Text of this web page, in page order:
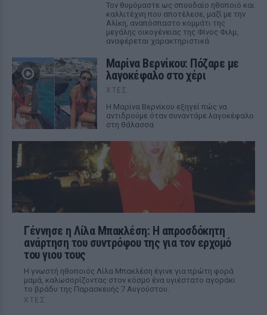
Τον θυμόμαστε ως σπουδαίο ηθοποιό και
καλλιτέχνη που αποτέλεσε, μαζί με την
Αλίκη, αναπόσπαστο κομμάτι της
μεγάλης οικογένειας της Φίνος Φιλμ,
αναφέρεται χαρακτηριστικά
Μαρίνα Βερνίκου: Πόζαρε με
λαγοκέφαλο στο χέρι
ΧΤΕΣ
Η Μαρίνα Βερνίκου εξηγεί πώς να
αντιδρούμε όταν συναντάμε λαγοκέφαλο
στη θάλασσα
Γέννησε η Λίλα Μπακλέση: Η απροσδόκητη
ανάρτηση του συντρόφου της για τον ερχομό
του γιου τους
Η γνωστή ηθοποιός Λίλα Μπακλέση έγινε για πρώτη φορά
μαμά, καλωσορίζοντας στον κόσμο ένα υγιέστατο αγοράκι
το βράδυ της Παρασκευής 7 Αυγούστου.
ΧΤΕΣ